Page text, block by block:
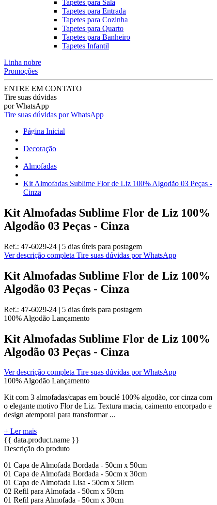
Tapetes para Sala
Tapetes para Entrada
Tapetes para Cozinha
Tapetes para Quarto
Tapetes para Banheiro
Tapetes Infantil
Linha nobre
Promoções
ENTRE EM CONTATO
Tire suas dúvidas
por WhatsApp
Tire suas dúvidas por WhatsApp
Página Inicial
Decoração
Almofadas
Kit Almofadas Sublime Flor de Liz 100% Algodão 03 Peças -
Cinza
Kit Almofadas Sublime Flor de Liz 100%
Algodão 03 Peças - Cinza
Ref.: 47-6029-24 | 5 dias úteis para postagem
Ver descrição completa Tire suas dúvidas por WhatsApp
Kit Almofadas Sublime Flor de Liz 100%
Algodão 03 Peças - Cinza
Ref.: 47-6029-24 | 5 dias úteis para postagem
100% Algodão Lançamento
Kit Almofadas Sublime Flor de Liz 100%
Algodão 03 Peças - Cinza
Ver descrição completa Tire suas dúvidas por WhatsApp
100% Algodão Lançamento
Kit com 3 almofadas/capas em bouclé 100% algodão, cor cinza com
o elegante motivo Flor de Liz. Textura macia, caimento encorpado e
design atemporal para transformar ...
+ Ler mais
{{ data.product.name }}
Descrição do produto
01 Capa de Almofada Bordada - 50cm x 50cm
01 Capa de Almofada Bordada - 50cm x 30cm
01 Capa de Almofada Lisa - 50cm x 50cm
02 Refil para Almofada - 50cm x 50cm
01 Refil para Almofada - 50cm x 30cm